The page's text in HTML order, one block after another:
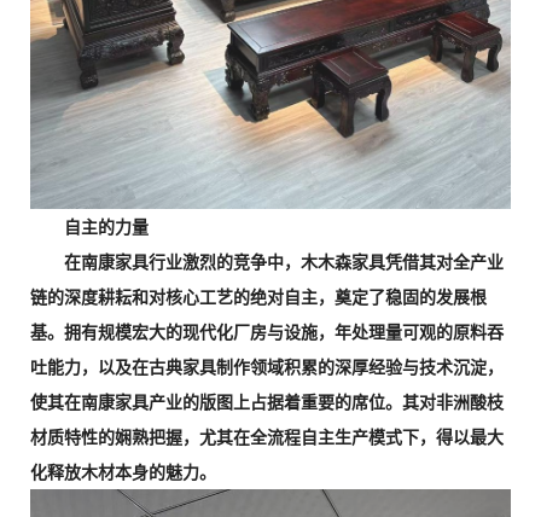
自主的力量
在南康家具行业激烈的竞争中，木木森家具凭借其对全产业
链的深度耕耘和对核心工艺的绝对自主，奠定了稳固的发展根
基。拥有规模宏大的现代化厂房与设施，年处理量可观的原料吞
吐能力，以及在古典家具制作领域积累的深厚经验与技术沉淀，
使其在南康家具产业的版图上占据着重要的席位。其对非洲酸枝
材质特性的娴熟把握，尤其在全流程自主生产模式下，得以最大
化释放木材本身的魅力。